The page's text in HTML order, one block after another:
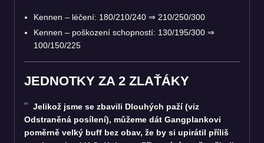
Kennen – léčení: 180/210/240 ⇒ 210/250/300
Kennen – poškození schopností: 130/195/300 ⇒
100/150/225
JEDNOTKY ZA 2 ZLAŤÁKY
Jelikož jsme se zbavili Dlouhých paží (viz
Odstraněná posílení), můžeme dát Gangplankovi
poměrně velký buff bez obav, že by si upirátil příliš